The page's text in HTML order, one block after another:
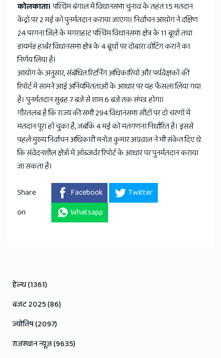
कोलकाता।पश्चिम बंगाल में विधानसभा चुनाव के तहत 15 मतदान
केंद्रों पर 2 मई को पुनर्मतदान कराया जाएगा। निर्वाचन आयोग ने दक्षिण
24 परगना जिले के मगराहाट पश्चिम विधानसभा क्षेत्र के 11 बूथों तथा
डायमंड हार्बर विधानसभा क्षेत्र के 4 बूथों पर दोबारा वोटिंग कराने का
निर्णय लिया है।
आयोग के अनुसार, संबंधित रिटर्निंग अधिकारियों और पर्यवेक्षकों की
रिपोर्ट में सामने आई अनियमितताओं के आधार पर यह फैसला लिया गया
है। पुनर्मतदान सुबह 7 बजे से शाम 6 बजे तक संपन्न होगा।
गौरतलब है कि राज्य की सभी 294 विधानसभा सीटों पर दो चरणों में
मतदान पूरा हो चुका है, जबकि 4 मई को मतगणना निर्धारित है। इससे
पहले मुख्य निर्वाचन अधिकारी मनोज कुमार अग्रवाल ने भी संकेत दिए थे
कि संवेदनशील क्षेत्रों में ऑब्जर्वर रिपोर्ट के आधार पर पुनर्मतदान कराया
जा सकता है।
Share
on
Facebook
Twitter
Whatsapp
हेल्थ (1361)
बजट 2025 (86)
ज्योतिष (2097)
राजस्थान न्यूज़ (9635)